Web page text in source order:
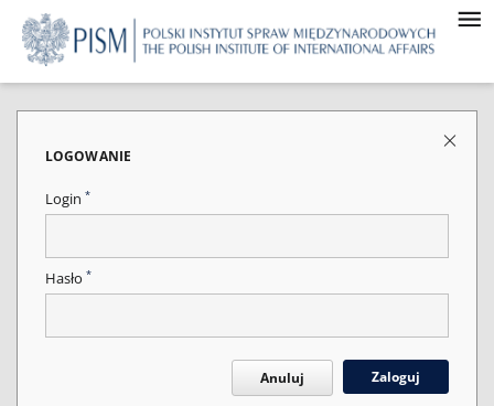
LOGOWANIE
Login *
Hasło *
Anuluj Zaloguj